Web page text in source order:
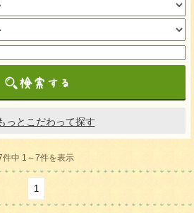
っとこだわって探す
件中 1～7件を表示
1